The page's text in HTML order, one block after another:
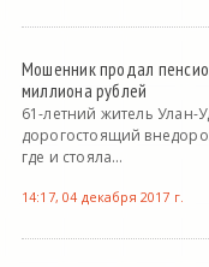
Мошенник продал
миллиона рублей
61-летний житель Улан-
дорогостоящий
где и стояла...
14:17, 04 декабря 2017 г.